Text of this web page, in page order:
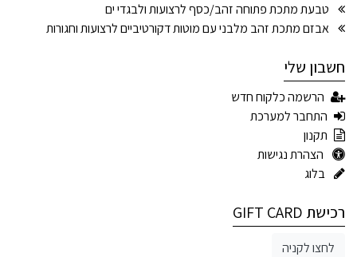
טבעת מתכת פתוחה זהב/כסף לרצועות ולבגדי ים
אבזם מתכת זהב מלבני עם מוטות דקורטיביים לרצועות וחגורות
חשבון שלי
הרשמה כלקוח חדש
התחבר למערכת
תקנון
הצהרת נגישות
בלוג
רכישת GIFT CARD
לחצו לקניה